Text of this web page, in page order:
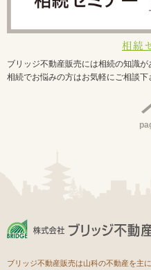
相続
ブリッジ不動産販売には相続の知識が
相続でお悩みの方はお気軽にご相談下
ブリッジ不動産販売は山科の不動産を主